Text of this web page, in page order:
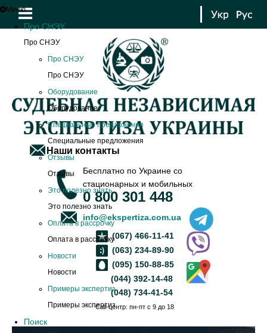
Меню
Про СНЭУ
Про СНЭУ
Про СНЭУ
Про СНЭУ
Оборудование
Оборудование
Специальные предложения
Специальные предложения
Отзывы
Отзывы
Это полезно знать
Это полезно знать
Оплата в рассрочку
Оплата в рассрочку
Новости
Новости
Примеры экспертиз
Примеры экспертиз
Поиск
Наши контакты
Бесплатно по Украине со
стационарных и мобильных
0 800 301 448
info@ekspertiza.com.ua
(067) 466-11-41
(063) 234-89-90
(095) 150-88-85
(044) 392-14-48
(048) 734-41-54
Call-центр: пн-пт с 9 до 18